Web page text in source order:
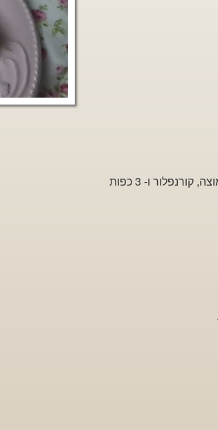
חלמונים, שמנת חמוצה, קורנפלור ו- 3 כפות